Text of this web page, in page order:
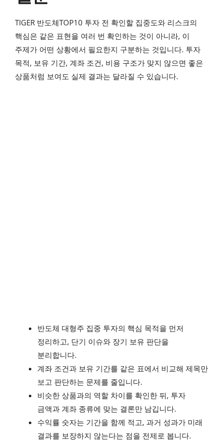
TIGER 반도체TOP10 투자 전 확인할 집중도와 리스크의
핵심은 같은 표현을 여러 번 확인하는 것이 아니라, 이
주제가 어떤 상황에서 필요한지 구분하는 것입니다. 투자
목적, 보유 기간, 계좌 조건, 비용 구조가 맞지 않으면 좋은
상품처럼 보여도 실제 결과는 달라질 수 있습니다.
반도체 대형주 집중 투자의 핵심 목적을 먼저
정리하고, 단기 이슈와 장기 보유 판단을
분리합니다.
계좌 조건과 보유 기간를 같은 표에서 비교해 제목만
보고 판단하는 문제를 줄입니다.
비슷한 상품과의 역할 차이를 확인한 뒤, 투자
금액과 계좌 종류에 맞는 결론만 남깁니다.
수익률 숫자는 기간을 함께 적고, 과거 성과가 미래
결과를 보장하지 않는다는 점을 전제로 봅니다.